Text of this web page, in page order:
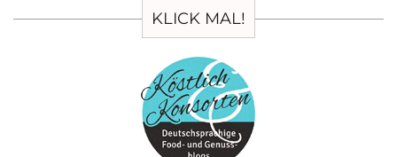
KLICK MAL!